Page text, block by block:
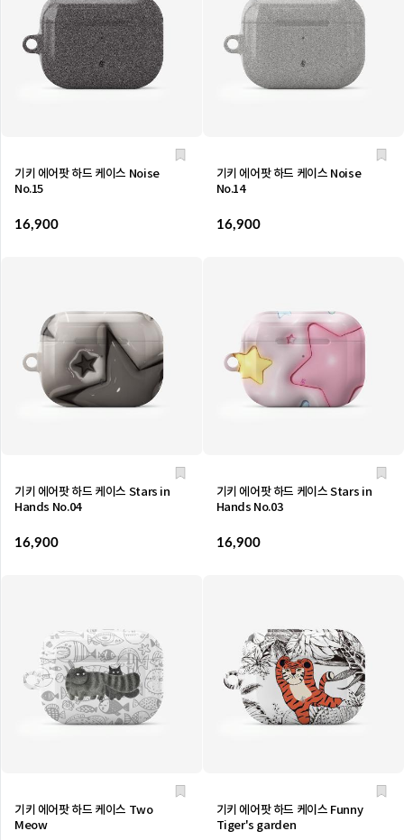
기키 에어팟 하드 케이스 Noise
No.15
16,900
기키 에어팟 하드 케이스 Noise
No.14
16,900
기키 에어팟 하드 케이스 Stars in
Hands No.04
16,900
기키 에어팟 하드 케이스 Stars in
Hands No.03
16,900
기키 에어팟 하드 케이스 Two
Meow
기키 에어팟 하드 케이스 Funny
Tiger's garden